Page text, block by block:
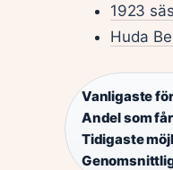
1923
Huda
Vanligaste
Andel som
Tidigaste